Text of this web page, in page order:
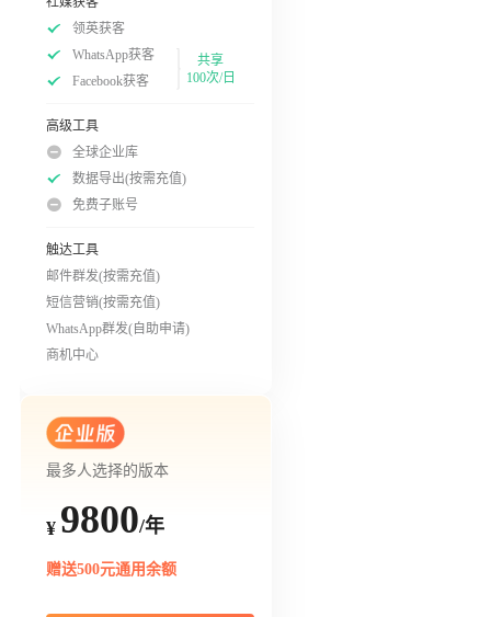
领英获客
WhatsApp获客
Facebook获客
共享
100次/日
高级工具
全球企业库
数据导出(按需充值)
免费子账号
触达工具
邮件群发(按需充值)
短信营销(按需充值)
WhatsApp群发(自助申请)
商机中心
最多人选择的版本
¥ 9800/年
赠送500元通用余额